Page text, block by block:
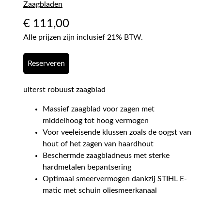
Zaagbladen
€ 111,00
Alle prijzen zijn inclusief 21% BTW.
Reserveren
uiterst robuust zaagblad
Massief zaagblad voor zagen met
middelhoog tot hoog vermogen
Voor veeleisende klussen zoals de oogst van
hout of het zagen van haardhout
Beschermde zaagbladneus met sterke
hardmetalen bepantsering
Optimaal smeervermogen dankzij STIHL E-
matic met schuin oliesmeerkanaal